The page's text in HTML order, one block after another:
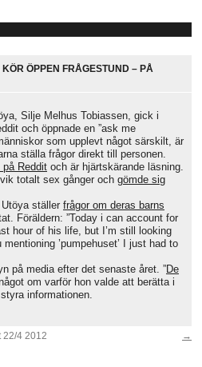
ÖPPEN FRÅGESTUND – PÅ
Silje Melhus Tobiassen, gick i
och öppnade en ”ask me
som upplevt något särskilt, är
ställa frågor direkt till personen.
på Reddit och är hjärtskärande läsning.
totalt sex gånger och gömde sig
ställer frågor om deras barns
Föräldern: ”Today i can account for
hour of his life, but I’m still looking
’pumpehuset’ I just had to
på media efter det senaste året. ”De
om varför hon valde att berätta i
informationen.
→
22/4 2012